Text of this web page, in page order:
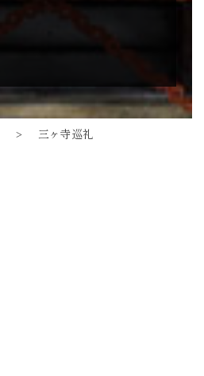
三ヶ寺巡礼